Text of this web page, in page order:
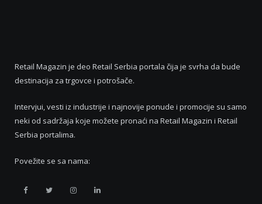
Retail Magazin je deo Retail Serbia portala čija je svrha da bude
destinacija za trgovce i potrošače.
Intervjui, vesti iz industrije i najnovije ponude i promocije su samo
neki od sadržaja koje možete pronaći na Retail Magazin i Retail
Serbia portalima.
Povežite se sa nama:
Retail Retail Retail Retail